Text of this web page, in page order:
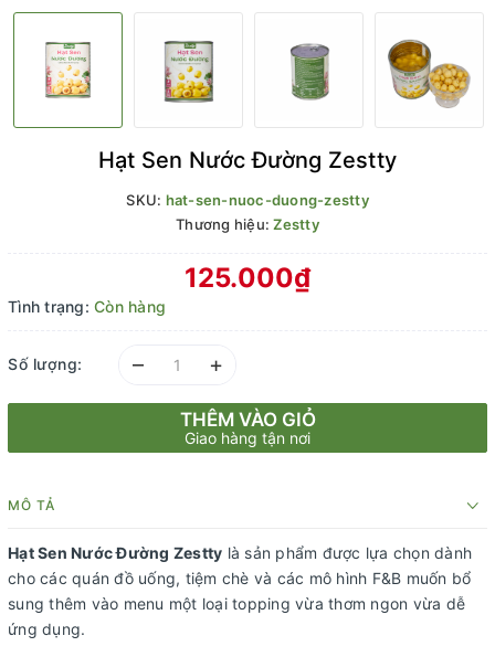
Hạt Sen Nước Đường Zestty
SKU: hat-sen-nuoc-duong-zestty
Thương hiệu:Zestty
125.000₫
Tình trạng: Còn hàng
Số lượng: – +
THÊM VÀO GIỎ
Giao hàng tận nơi
MÔ TẢ
Hạt Sen Nước Đường Zestty là sản phẩm được lựa chọn dành
cho các quán đồ uống, tiệm chè và các mô hình F&B muốn bổ
sung thêm vào menu một loại topping vừa thơm ngon vừa dễ
ứng dụng.